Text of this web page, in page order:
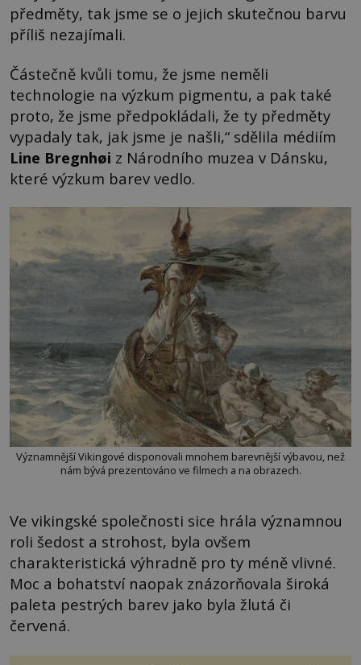
předměty, tak jsme se o jejich skutečnou barvu
příliš nezajímali.
Částečně kvůli tomu, že jsme neměli
technologie na výzkum pigmentu, a pak také
proto, že jsme předpokládali, že ty předměty
vypadaly tak, jak jsme je našli,“ sdělila médiím
Line Bregnhøi z Národního muzea v Dánsku,
které výzkum barev vedlo.
Významnější Vikingové disponovali mnohem barevnější výbavou, než
nám bývá prezentováno ve filmech a na obrazech.
Ve vikingské společnosti sice hrála významnou
roli šedost a strohost, byla ovšem
charakteristická výhradně pro ty méně vlivné.
Moc a bohatství naopak znázorňovala široká
paleta pestrých barev jako byla žlutá či
červená.